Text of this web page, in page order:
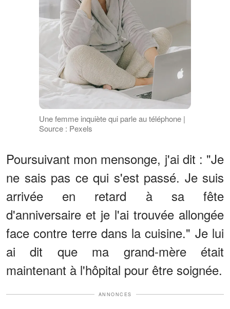
Une femme inquiète qui parle au téléphone |
Source : Pexels
Poursuivant mon mensonge, j'ai dit : "Je
ne sais pas ce qui s'est passé. Je suis
arrivée en retard à sa fête
d'anniversaire et je l'ai trouvée allongée
face contre terre dans la cuisine." Je lui
ai dit que ma grand-mère était
maintenant à l'hôpital pour être soignée.
ANNONCES